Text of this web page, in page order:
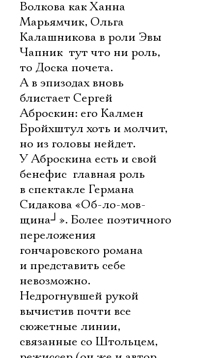
Волкова как Ханна
Марьямчик, Ольга
Калашникова в роли Эвы
Чапник  тут что ни роль,
то Доска почета.
А в эпизодах вновь
блистает Сергей
Аброскин: его Калмен
Бройхштул хоть и молчит,
но из головы нейдет.
У Аброскина есть и свой
бенефис  главная роль
в спектакле Германа
Сидакова «Об-ло-мов-
щина┘ ». Более поэтичного
переложения
гончаровского романа
и представить себе
невозможно.
Недрогнувшей рукой
вычистив почти все
сюжетные линии,
связанные со Штольцем,